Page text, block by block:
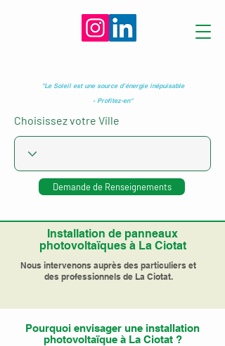
"Le Soleil est une source d’énergie inépuisable
- Profitez-en"
Choisissez votre Ville
Demande de Renseignements
Installation de panneaux
photovoltaïques à La Ciotat
Nous intervenons auprès des particuliers et
des professionnels de La Ciotat.
Pourquoi envisager une installation
photovoltaïque à La Ciotat ?